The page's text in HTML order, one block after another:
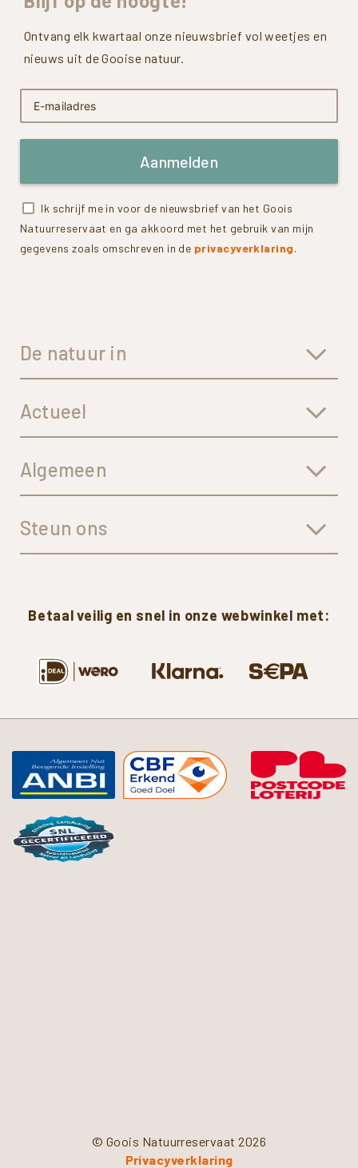
Ontvang elk kwartaal onze nieuwsbrief vol weetjes en
nieuws uit de Gooise natuur.
Aanmelden
Ik schrijf me in voor de nieuwsbrief van het Goois
Natuurreservaat en ga akkoord met het gebruik van mijn
gegevens zoals omschreven in de privacyverklaring.
De natuur in
Actueel
Algemeen
Steun ons
Betaal veilig en snel in onze webwinkel met:
© Goois Natuurreservaat 2026
Privacyverklaring